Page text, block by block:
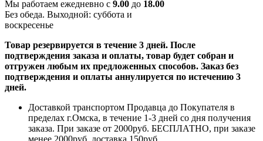
Мы работаем ежедневно с 9.00 до 18.00
Без обеда. Выходной: суббота и
воскресенье
Товар резервируется в течение 3 дней. После
подтверждения заказа и оплаты, товар будет собран и
отгружен любым их предложенных способов. Заказ без
подтверждения и оплаты аннулируется по истечению 3
дней.
Доставкой транспортом Продавца до Покупателя в
пределах г.Омска, в течение 1-3 дней со дня получения
заказа. При заказе от 2000руб. БЕСПЛАТНО, при заказе
менее 2000руб. доставка 150руб.